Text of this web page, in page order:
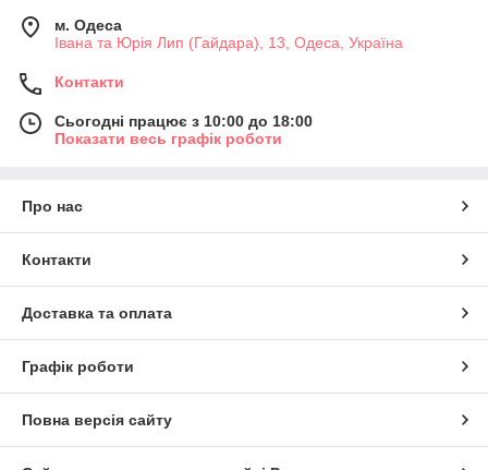
м. Одеса
Івана та Юрія Лип (Гайдара), 13, Одеса, Україна
Контакти
Сьогодні працює з 10:00 до 18:00
Показати весь графік роботи
Про нас
Контакти
Доставка та оплата
Графік роботи
Повна версія сайту